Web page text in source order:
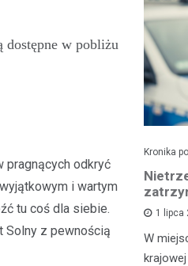
w pobliżu
pragnących odkryć
i wartym
tu coś dla siebie.
Solny z pewnością
za jazdę po
wypadku
w Małopolsce
Kronika
1 lipca
W